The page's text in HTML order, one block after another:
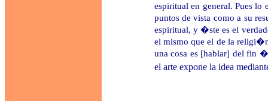
espiritual en general. Pues
puntos de vista como a su
espiritual, y �ste es el
el mismo que el de la
una cosa es [hablar] del fin
el arte expone la idea